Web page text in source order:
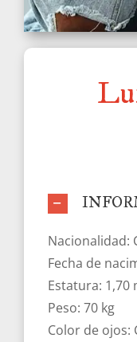
Nacionalidad:
Fecha de
Estatura: 1,70
Peso: 70 kg
Color de ojos: